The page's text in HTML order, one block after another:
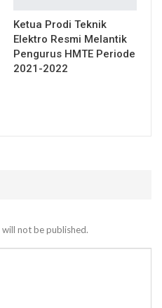
Ketua Prodi Teknik
Elektro Resmi Melantik
Pengurus HMTE Periode
2021-2022
not be published.